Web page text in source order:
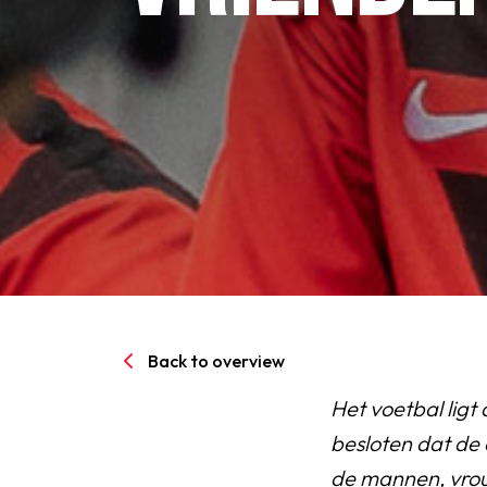
Senioren
Clubinfo
Nieuwsoverzicht
Sponsoring
SPORTPARK GOED
LIDMAATSCHAP
Back to overview
Het voetbal ligt
besloten dat
de mannen,